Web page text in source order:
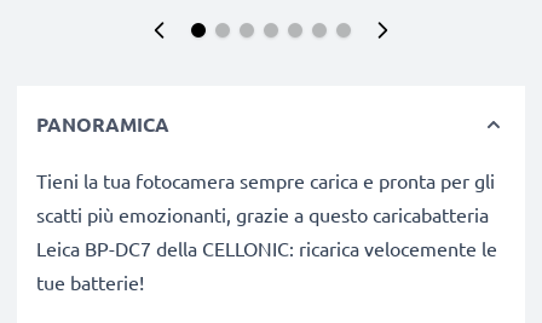
PANORAMICA
Tieni la tua fotocamera sempre carica e pronta per gli
scatti più emozionanti, grazie a questo caricabatteria
Leica BP-DC7 della CELLONIC: ricarica velocemente le
tue batterie!